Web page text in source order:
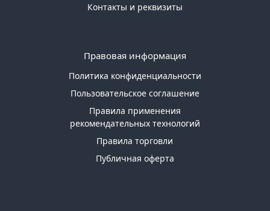
Контакты и реквизиты
Правовая информация
Политика конфиденциальности
Пользовательское соглашение
Правила применения
рекомендательных технологий
Правила торговли
Публичная оферта